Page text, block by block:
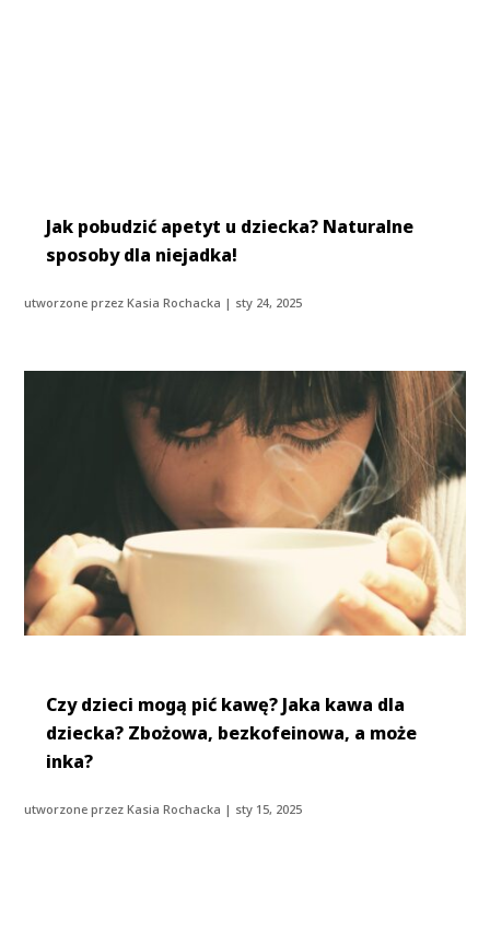
Jak pobudzić apetyt u dziecka? Naturalne
sposoby dla niejadka!
utworzone przezKasia Rochacka | sty 24, 2025
Czy dzieci mogą pić kawę? Jaka kawa dla
dziecka? Zbożowa, bezkofeinowa, a może
inka?
utworzone przezKasia Rochacka | sty 15, 2025